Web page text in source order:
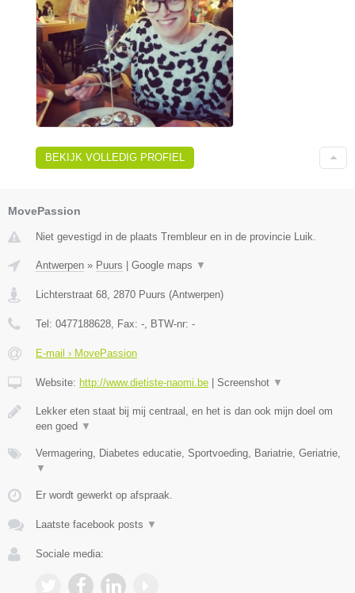
BEKIJK VOLLEDIG PROFIEL
MovePassion
Niet gevestigd in de plaats Trembleur en in de provincie Luik.
Antwerpen » Puurs Google maps ▼
Lichterstraat 68, 2870 Puurs (Antwerpen)
Tel: 0477188628, Fax: -, BTW-nr: -
E-mail › MovePassion
Website: http://www.dietiste-naomi.be Screenshot ▼
Lekker eten staat bij mij centraal, en het is dan ook mijn doel om
een goed ▼
Vermagering, Diabetes educatie, Sportvoeding, Bariatrie, Geriatrie,
▼
Er wordt gewerkt op afspraak.
Laatste facebook posts ▼
Sociale media: